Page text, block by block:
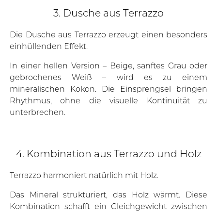
3. Dusche aus Terrazzo
Die Dusche aus Terrazzo erzeugt einen besonders
einhüllenden Effekt.
In einer hellen Version – Beige, sanftes Grau oder
gebrochenes Weiß – wird es zu einem
mineralischen Kokon. Die Einsprengsel bringen
Rhythmus, ohne die visuelle Kontinuität zu
unterbrechen.
4. Kombination aus Terrazzo und Holz
Terrazzo harmoniert natürlich mit Holz.
Das Mineral strukturiert, das Holz wärmt. Diese
Kombination schafft ein Gleichgewicht zwischen